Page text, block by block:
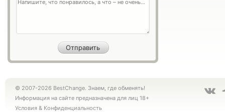
© 2007-2026 BestChange. Знаем, где обменять!
Информация на сайте предназначена для лиц 18+
Условия & Конфиденциальность